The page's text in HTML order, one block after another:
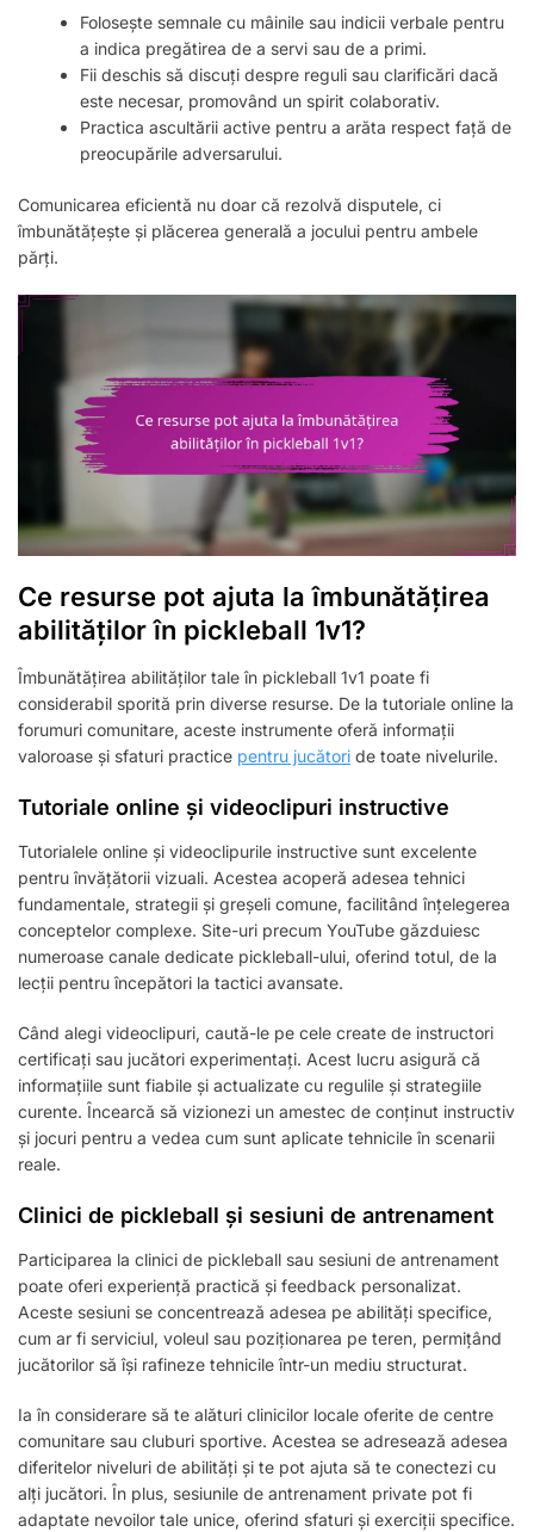
Folosește semnale cu mâinile sau indicii verbale pentru
a indica pregătirea de a servi sau de a primi.
Fii deschis să discuți despre reguli sau clarificări dacă
este necesar, promovând un spirit colaborativ.
Practica ascultării active pentru a arăta respect față de
preocupările adversarului.
Comunicarea eficientă nu doar că rezolvă disputele, ci
îmbunătățește și plăcerea generală a jocului pentru ambele
părți.
Ce resurse pot ajuta la îmbunătățirea
abilităților în pickleball 1v1?
Îmbunătățirea abilităților tale în pickleball 1v1 poate fi
considerabil sporită prin diverse resurse. De la tutoriale online la
forumuri comunitare, aceste instrumente oferă informații
valoroase și sfaturi practice pentru jucători de toate nivelurile.
Tutoriale online și videoclipuri instructive
Tutorialele online și videoclipurile instructive sunt excelente
pentru învățătorii vizuali. Acestea acoperă adesea tehnici
fundamentale, strategii și greșeli comune, facilitând înțelegerea
conceptelor complexe. Site-uri precum YouTube găzduiesc
numeroase canale dedicate pickleball-ului, oferind totul, de la
lecții pentru începători la tactici avansate.
Când alegi videoclipuri, caută-le pe cele create de instructori
certificați sau jucători experimentați. Acest lucru asigură că
informațiile sunt fiabile și actualizate cu regulile și strategiile
curente. Încearcă să vizionezi un amestec de conținut instructiv
și jocuri pentru a vedea cum sunt aplicate tehnicile în scenarii
reale.
Clinici de pickleball și sesiuni de antrenament
Participarea la clinici de pickleball sau sesiuni de antrenament
poate oferi experiență practică și feedback personalizat.
Aceste sesiuni se concentrează adesea pe abilități specifice,
cum ar fi serviciul, voleul sau poziționarea pe teren, permițând
jucătorilor să își rafineze tehnicile într-un mediu structurat.
Ia în considerare să te alături clinicilor locale oferite de centre
comunitare sau cluburi sportive. Acestea se adresează adesea
diferitelor niveluri de abilități și te pot ajuta să te conectezi cu
alți jucători. În plus, sesiunile de antrenament private pot fi
adaptate nevoilor tale unice, oferind sfaturi și exerciții specifice.